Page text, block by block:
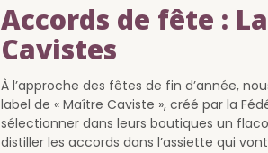
Accords de fête :
Cavistes
À l’approche des fêtes de fin d’année,
label de « Maître Caviste », créé par la
sélectionner dans leurs boutiques un
distiller les accords dans l’assiette qui